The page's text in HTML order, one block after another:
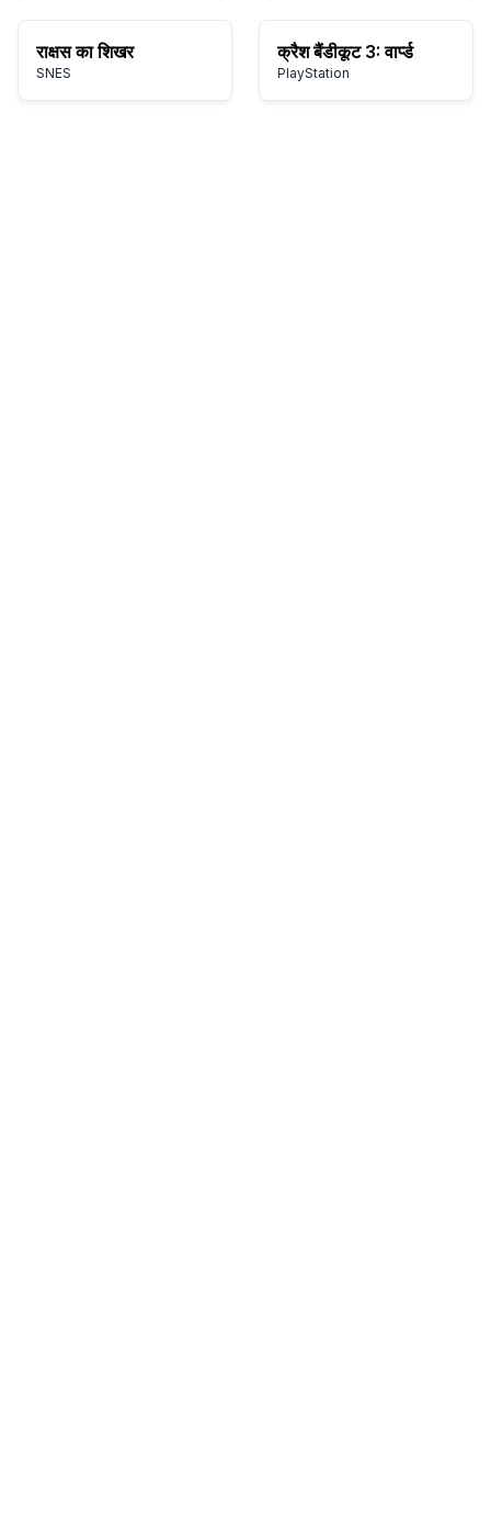
राक्षस का शिखर
SNES
क्रैश बैंडीकूट 3: वार्प्ड
PlayStation